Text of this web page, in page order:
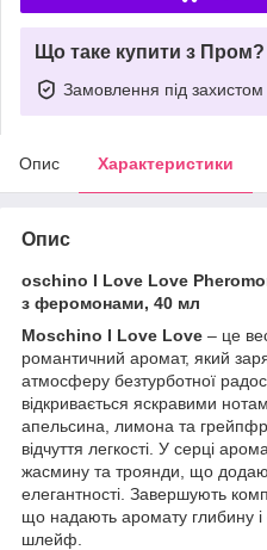
Що таке купити з Пром?
Замовлення під захистом
Опис Характеристики
Опис
oschino I Love Love
з феромонами, 40 мл
Moschino I Love Love – це
романтичний аромат, який
атмосферу безтурботної
відкривається яскравими
апельсина, лимона та
відчуття легкості. У серці
жасмину та троянди, що
елегантності. Завершують
що надають аромату глибину і
шлейф.